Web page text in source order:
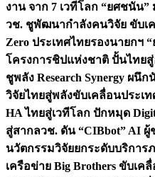
งาน จาก 7 เวทีโลก “ยศชนัน
วช. ชูพัฒนากำลังคนวิจัย ขับเ
Zero ประเทศไทยรองนายกฯ “
โครงการชิปแห่งชาติ ปั้นไทยสู่
ชูพลัง Research Synergy ผนึ
วิจัยไทยสู่พลังขับเคลื่อนประเท
HA ไทยสู่เวทีโลก ปักหมุด
สู่สากลวช. ดัน “CIBbot” AI
นวัตกรรมวิจัยยกระดับบริการ
เครือข่าย Big Brothers ขับเค